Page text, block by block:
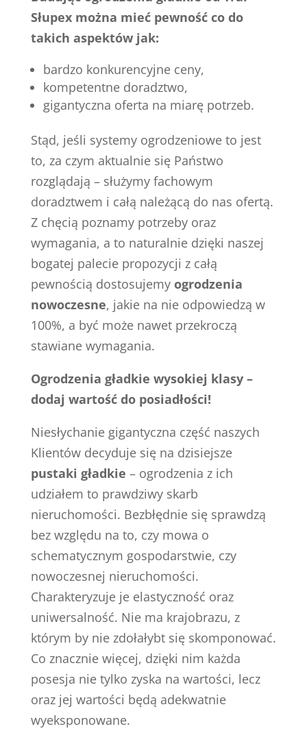
Słupex można mieć pewność co do
takich aspektów jak:
bardzo konkurencyjne ceny,
kompetentne doradztwo,
gigantyczna oferta na miarę potrzeb.
Stąd, jeśli systemy ogrodzeniowe to jest
to, za czym aktualnie się Państwo
rozglądają – służymy fachowym
doradztwem i całą należącą do nas ofertą.
Z chęcią poznamy potrzeby oraz
wymagania, a to naturalnie dzięki naszej
bogatej palecie propozycji z całą
pewnością dostosujemy ogrodzenia
nowoczesne, jakie na nie odpowiedzą w
100%, a być może nawet przekroczą
stawiane wymagania.
Ogrodzenia gładkie wysokiej klasy –
dodaj wartość do posiadłości!
Niesłychanie gigantyczna część naszych
Klientów decyduje się na dzisiejsze
pustaki gładkie – ogrodzenia z ich
udziałem to prawdziwy skarb
nieruchomości. Bezbłędnie się sprawdzą
bez względu na to, czy mowa o
schematycznym gospodarstwie, czy
nowoczesnej nieruchomości.
Charakteryzuje je elastyczność oraz
uniwersalność. Nie ma krajobrazu, z
którym by nie zdołałybt się skomponować.
Co znacznie więcej, dzięki nim każda
posesja nie tylko zyska na wartości, lecz
oraz jej wartości będą adekwatnie
wyeksponowane.